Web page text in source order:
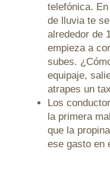
telefónica.
de lluvia te
alrededor de
empieza a
subes.
equipaje,
atrapes un
Los
la primera
que la
ese gasto en